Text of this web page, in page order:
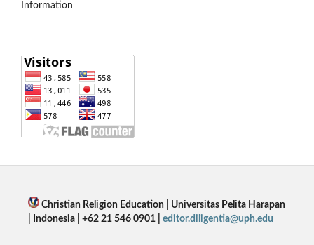
Information
Christian Religion Education | Universitas Pelita Harapan
| Indonesia | +62 21 546 0901 | editor.diligentia@uph.edu